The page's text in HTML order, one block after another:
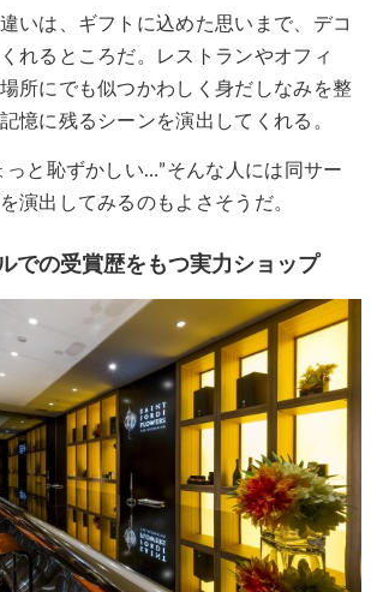
いは、ギフトに込めた思いまで、デコ
れるところだ。レストランやオフィ
所にでも似つかわしく身だしなみを整
憶に残るシーンを演出してくれる。
っと恥ずかしい…”そんな人には同サー
演出してみるのもよさそうだ。
での受賞歴をもつ実力ショップ